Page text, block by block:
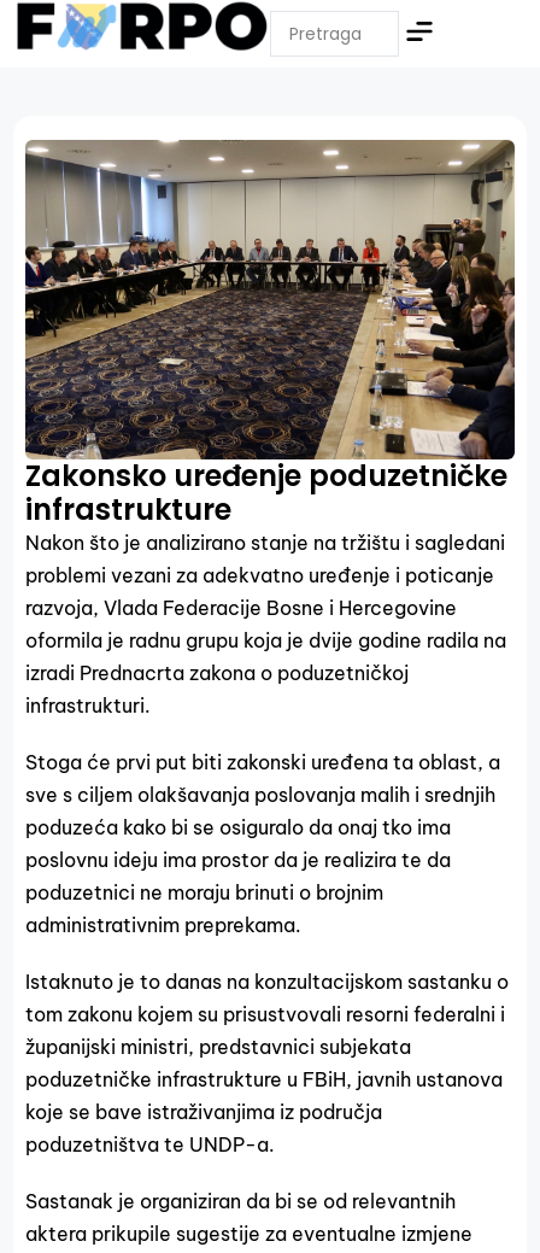
Zakonsko uređenje poduzetničke
infrastrukture
Nakon što je analizirano stanje na tržištu i sagledani
problemi vezani za adekvatno uređenje i poticanje
razvoja, Vlada Federacije Bosne i Hercegovine
oformila je radnu grupu koja je dvije godine radila na
izradi Prednacrta zakona o poduzetničkoj
infrastrukturi.
Stoga će prvi put biti zakonski uređena ta oblast, a
sve s ciljem olakšavanja poslovanja malih i srednjih
poduzeća kako bi se osiguralo da onaj tko ima
poslovnu ideju ima prostor da je realizira te da
poduzetnici ne moraju brinuti o brojnim
administrativnim preprekama.
Istaknuto je to danas na konzultacijskom sastanku o
tom zakonu kojem su prisustvovali resorni federalni i
županijski ministri, predstavnici subjekata
poduzetničke infrastrukture u FBiH, javnih ustanova
koje se bave istraživanjima iz područja
poduzetništva te UNDP-a.
Sastanak je organiziran da bi se od relevantnih
aktera prikupile sugestije za eventualne izmjene